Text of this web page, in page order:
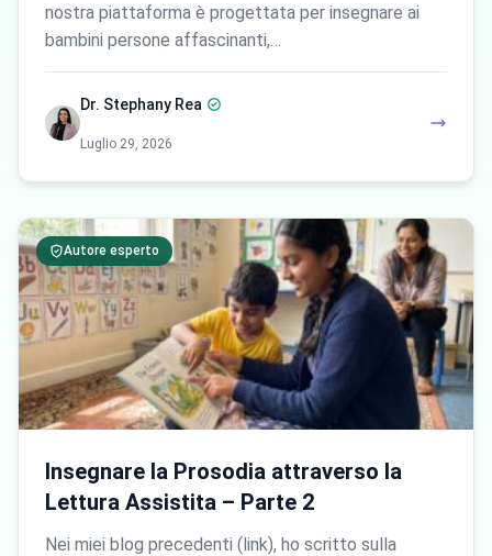
nostra piattaforma è progettata per insegnare ai
bambini persone affascinanti,…
Dr. Stephany Rea
Luglio 29, 2026
Autore esperto
Insegnare la Prosodia attraverso la
Lettura Assistita – Parte 2
Nei miei blog precedenti (link), ho scritto sulla